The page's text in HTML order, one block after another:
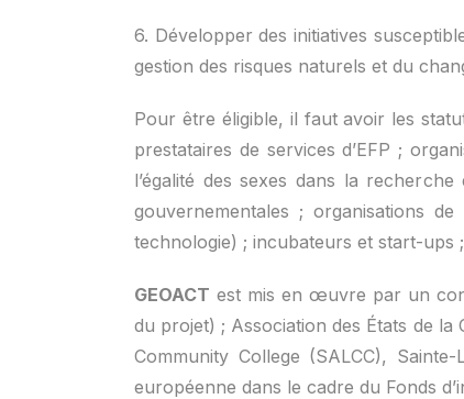
6. Développer des initiatives
gestion des risques naturels et du
Pour être éligible, il faut avoir les
prestataires de services d’EFP ;
l’égalité des sexes dans la
gouvernementales ; organisations
technologie) ; incubateurs et start-ups
GEOACT est mis en œuvre par un
du projet) ; Association des États de la
Community College (SALCC), Sainte-
européenne dans le cadre du Fonds